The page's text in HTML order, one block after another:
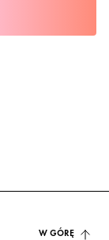
W GÓRĘ